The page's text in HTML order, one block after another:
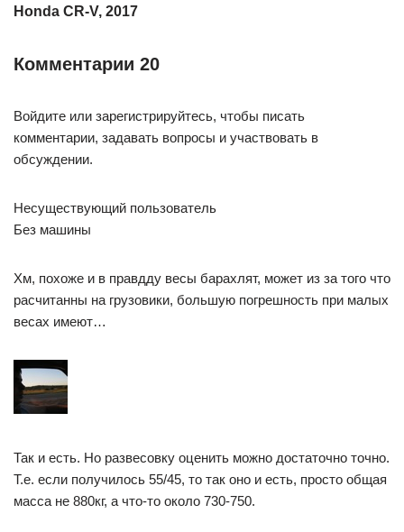
Honda CR-V, 2017
Комментарии 20
Войдите или зарегистрируйтесь, чтобы писать
комментарии, задавать вопросы и участвовать в
обсуждении.
Несуществующий пользователь
Без машины
Хм, похоже и в правдду весы барахлят, может из за того что
расчитанны на грузовики, большую погрешность при малых
весах имеют…
Так и есть. Но развесовку оценить можно достаточно точно.
Т.е. если получилось 55/45, то так оно и есть, просто общая
масса не 880кг, а что-то около 730-750.